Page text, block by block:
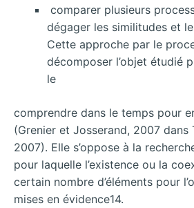
comparer plusieurs
dégager les similitudes et
Cette approche par le
décomposer l’objet étudié
le
comprendre dans le temps pour
(Grenier et Josserand, 2007 dans
2007). Elle s’oppose à la
pour laquelle l’existence ou la
certain nombre d’éléments pour
mises en évidence14.